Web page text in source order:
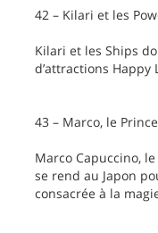
42 – Kilari et les
Kilari et les Ships
d’attractions Happy
43 – Marco, le
Marco Capuccino,
se rend au Japon
consacrée à la